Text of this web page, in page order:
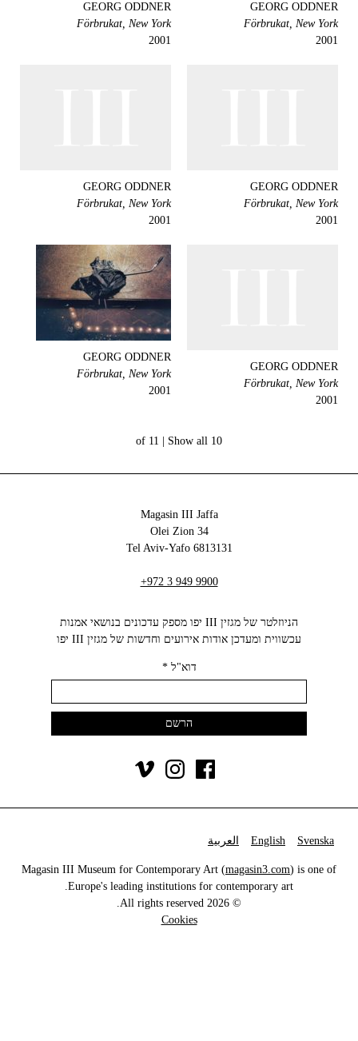
GEORG ODDNER
Förbrukat, New York
2001
GEORG ODDNER
Förbrukat, New York
2001
GEORG ODDNER
Förbrukat, New York
2001
GEORG ODDNER
Förbrukat, New York
2001
GEORG ODDNER
Förbrukat, New York
2001
GEORG ODDNER
Förbrukat, New York
2001
10 of 11 |
Show all
Magasin III Jaffa
34 Olei Zion
6813131 Tel Aviv-Yafo
+972 3 949 9900
הניוזלטר של מגזין III יפו מספק עדכונים בנושאי אמנות
עכשווית ומעדכן אודות אירועים וחדשות של מגזין III יפו‬
דוא"ל*
Svenska
English العربية
Magasin III Museum for Contemporary Art (magasin3.com) is one of
Europe's leading institutions for contemporary art.
© 2026 All rights reserved.
Cookies